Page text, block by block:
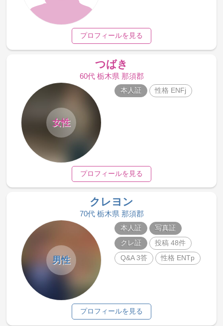
プロフィールを見る
つばき
60代 栃木県 那須郡
女性
本人証 性格 ENFj
プロフィールを見る
クレヨン
70代 栃木県 那須郡
男性
本人証
写真証
クレ証
投稿 48件
Q&A 3答
性格 ENTp
プロフィールを見る